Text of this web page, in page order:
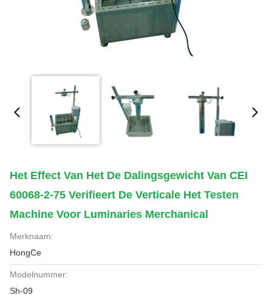
Het Effect Van Het De Dalingsgewicht Van CEI
60068-2-75 Verifieert De Verticale Het Testen
Machine Voor Luminaries Merchanical
Merknaam:
HongCe
Modelnummer:
Sh-09